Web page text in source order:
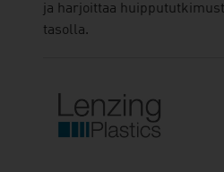
ja harjoittaa
tasolla.